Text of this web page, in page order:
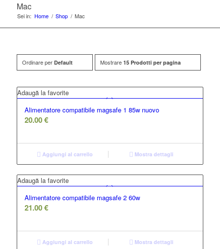
Mac
Sei in: Home / Shop / Mac
Ordinare per Default Mostrare 15 Prodotti per pagina
Adaugă la favorite
Alimentatore compatibile magsafe 1 85w nuovo
20.00€
Aggiungi al carrello Mostra dettagli
Adaugă la favorite
Alimentatore compatibile magsafe 2 60w
21.00€
Aggiungi al carrello Mostra dettagli